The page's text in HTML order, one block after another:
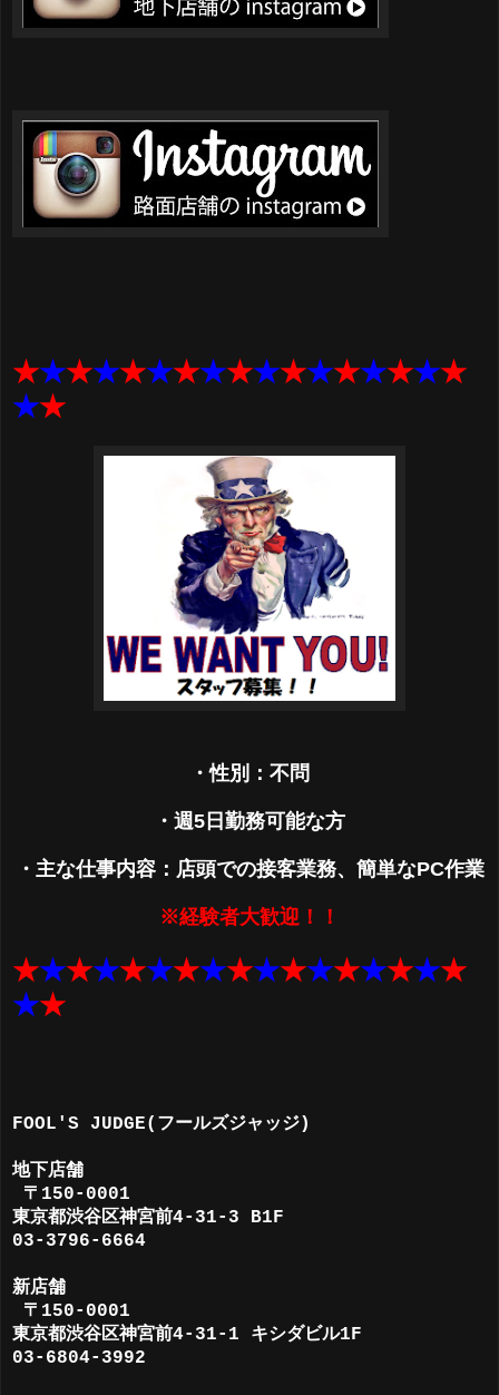
★★★★★★★★★★★★★★★★★
★★
・性別：不問
・週5日勤務可能な方
・主な仕事内容：店頭での接客業務、簡単なPC作業
※経験者大歓迎！！
★★★★★★★★★★★★★★★★★
★★
FOOL'S JUDGE(フールズジャッジ)
地下店舗
〒150-0001
東京都渋谷区神宮前4-31-3 B1F
03-3796-6664
新店舗
〒150-0001
東京都渋谷区神宮前4-31-1 キシダビル1F
03-6804-3992